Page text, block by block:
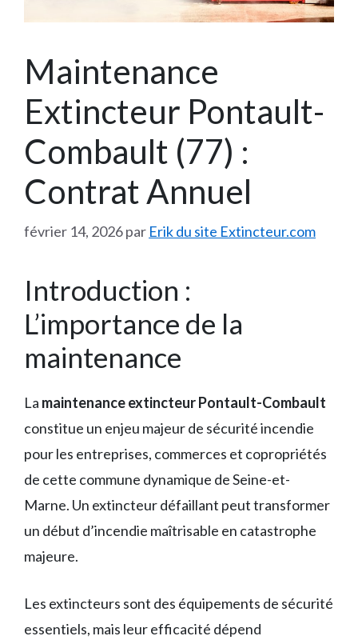
Maintenance
Extincteur Pontault-
Combault (77) :
Contrat Annuel
février 14, 2026par Erik du site Extincteur.com
Introduction :
L’importance de la
maintenance
La maintenance extincteur Pontault-Combault
constitue un enjeu majeur de sécurité incendie
pour les entreprises, commerces et copropriétés
de cette commune dynamique de Seine-et-
Marne. Un extincteur défaillant peut transformer
un début d’incendie maîtrisable en catastrophe
majeure.
Les extincteurs sont des équipements de sécurité
essentiels, mais leur efficacité dépend